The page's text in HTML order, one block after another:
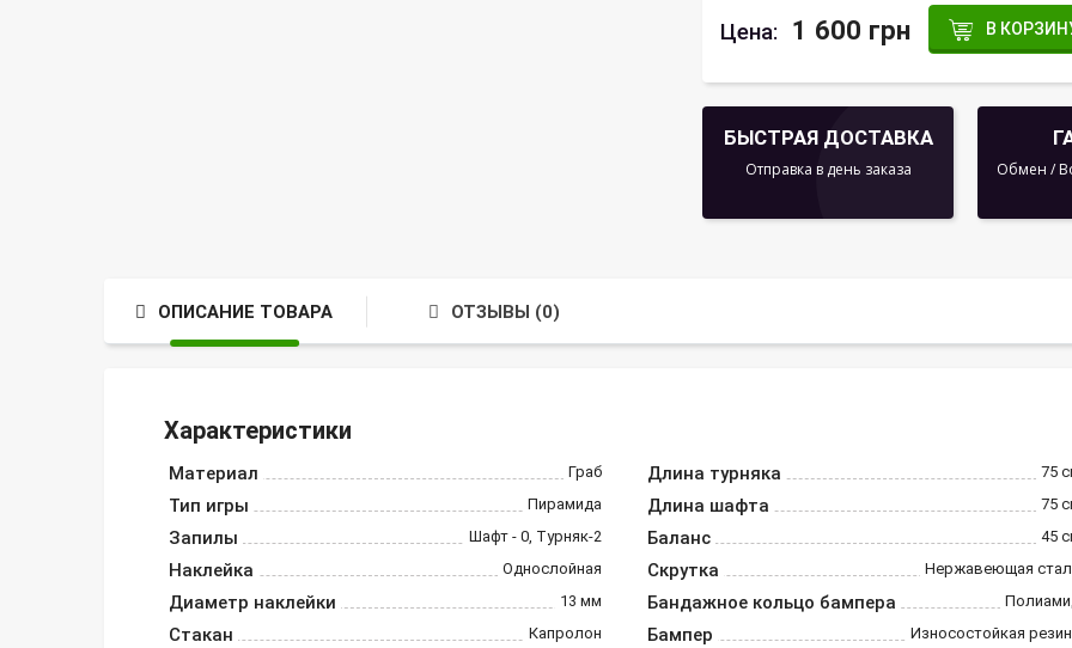
Цена: 1 600 грн В
БЫСТРАЯ ДОСТАВКА
Отправка в день заказа
Обмен /
ОПИСАНИЕ ТОВАРА ОТЗЫВЫ (0)
Характеристики
Материал Граб
Тип игры Пирамида
Запилы Шафт - 0, Турняк-2
Наклейка Однослойная
Диаметр наклейки 13 мм
Стакан Капролон
Длина турняка 75
Длина шафта 75
Баланс 45
Скрутка Нержавеющая
Бандажное кольцо бампера
Бампер Износостойкая